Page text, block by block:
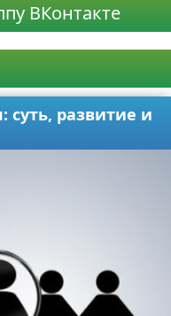
ВКонтакте
суть, развитие и